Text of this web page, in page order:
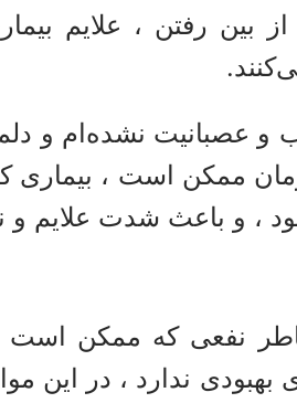
بین رفتن ، علایم
عصبانیت نشده‌ام و دلم
، و باعث شدت علایم و
نفعی که ممکن است
بهبودی ندارد ، در این